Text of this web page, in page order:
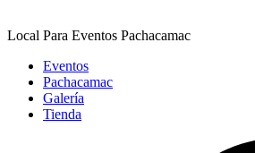
Local Para Eventos Pachacamac
Eventos
Pachacamac
Galería
Tienda